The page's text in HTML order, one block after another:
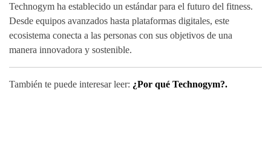
Technogym ha establecido un estándar para el futuro del fitness.
Desde equipos avanzados hasta plataformas digitales, este
ecosistema conecta a las personas con sus objetivos de una
manera innovadora y sostenible.
También te puede interesar leer: ¿Por qué Technogym?.